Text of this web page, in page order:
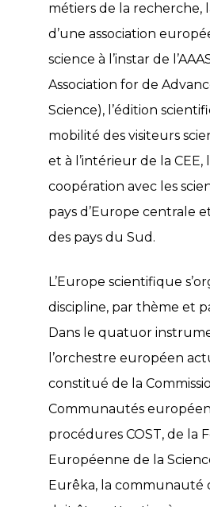
métiers de la recherche,
d’une association
science à l’instar de
Association for de
Science), l’édition
mobilité des visiteurs
et à l’intérieur de la CEE,
coopération avec les
pays d’Europe centrale
des pays du Sud.
L’Europe scientifique
discipline, par thème et
Dans le quatuor
l’orchestre européen
constitué de la
Communautés
procédures COST, de la
Européenne de la
Eurêka, la communauté